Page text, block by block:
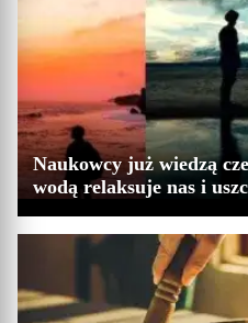
Naukowcy już wiedzą
wodą relaksuje nas i